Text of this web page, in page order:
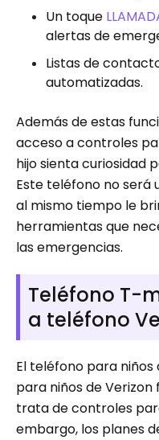
Un toque
alertas de
Listas de
automatizadas.
Además de estas
acceso a controles
hijo sienta curiosidad
Este teléfono no será
al mismo tiempo le
herramientas que
las emergencias.
Teléfono T-
a teléfono
El teléfono para
para niños de
trata de controles
embargo, los planes